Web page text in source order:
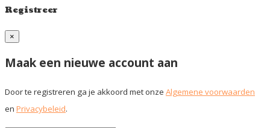
Registreer
×
Maak een nieuwe account aan
Door te registreren ga je akkoord met onze Algemene voorwaarden
en Privacybeleid.